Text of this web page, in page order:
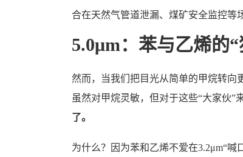
合在天然气管道泄漏、煤矿安全监控等
5.0μm：苯与乙烯的“
然而，当我们把目光从简单的甲烷转向
虽然对甲烷灵敏，但对于这些“大家伙”
了。
为什么？因为苯和乙烯不爱在3.2μm“喊